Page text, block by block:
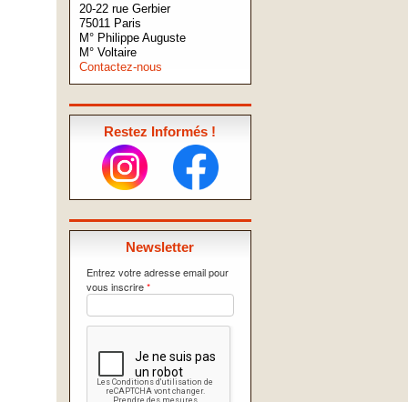
20-22 rue Gerbier
75011 Paris
M° Philippe Auguste
M° Voltaire
Contactez-nous
Restez Informés !
Newsletter
Entrez votre adresse email pour
vous inscrire*